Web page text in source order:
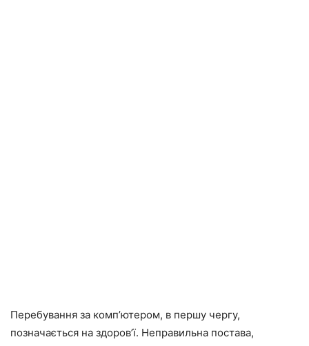
Перебування за комп’ютером, в першу чергу,
позначається на здоров’ї. Неправильна постава,